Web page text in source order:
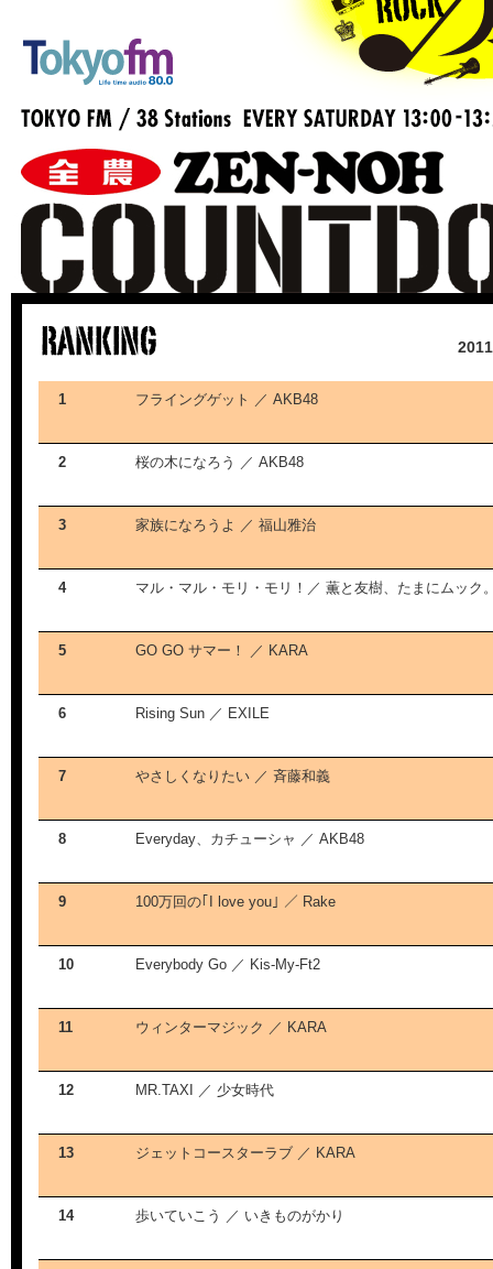
1 フライングゲット ／ AKB48
2 桜の木になろう ／ AKB48
3 家族になろうよ ／ 福山雅治
4 マル・マル・モリ・モリ！／ 薫と友樹、たまにムック
5 GO GO サマー！ ／ KARA
6 Rising Sun ／ EXILE
7 やさしくなりたい ／ 斉藤和義
8 Everyday、カチューシャ ／ AKB48
9 100万回の｢I love you｣ ／ Rake
10 Everybody Go ／ Kis-My-Ft2
11 ウィンターマジック ／ KARA
12 MR.TAXI ／ 少女時代
13 ジェットコースターラブ ／ KARA
14 歩いていこう ／ いきものがかり